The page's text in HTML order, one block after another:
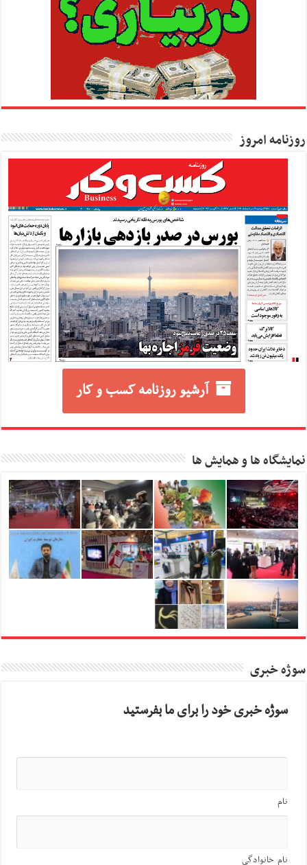
روزنامه امروز
آرشیو روزنامه کسب و کار
نمایشگاه ها و همایش ها
سوژه خبری
سوژه خبری خود را برای ما بفرستید
نام
نام خانوادگی